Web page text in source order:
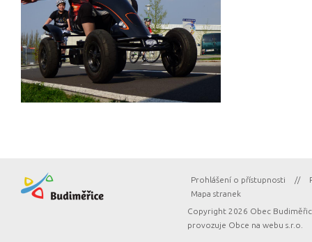
Prohlášení o přístupnosti //
Mapa stranek
Copyright 2026 Obec
provozuje Obce na webu s.r.o.